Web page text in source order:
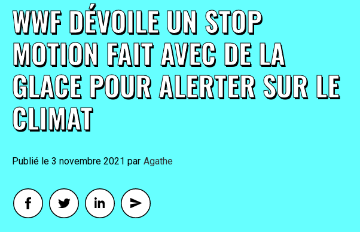
WWF DÉVOILE UN STOP
MOTION FAIT AVEC DE LA
GLACE POUR ALERTER SUR LE
CLIMAT
3 novembre 2021 By Agathe